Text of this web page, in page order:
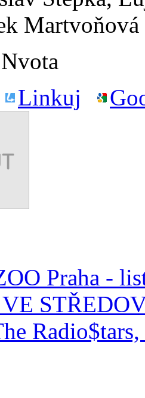
Martvoňová
Linkuj
Praha -